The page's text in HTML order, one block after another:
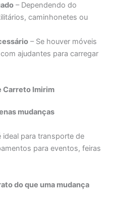
– Dependendo do
caminhonetes ou
– Se houver móveis
ajudantes para carregar
Carreto Imirim
mudanças
para transporte de
para eventos, feiras
do que uma mudança